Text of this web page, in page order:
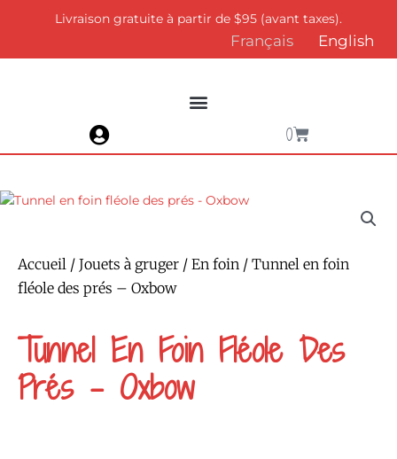
Livraison gratuite à partir de $95 (avant taxes).
Français English
0
Panier
Accueil / Jouets à gruger / En foin / Tunnel en foin
fléole des prés – Oxbow
Tunnel En Foin Fléole Des
Prés – Oxbow